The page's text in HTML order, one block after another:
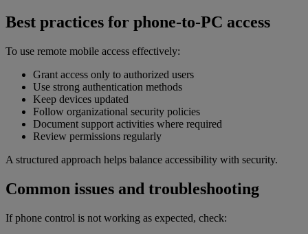
Best practices for phone-to-PC access
To use remote mobile access effectively:
Grant access only to authorized users
Use strong authentication methods
Keep devices updated
Follow organizational security policies
Document support activities where required
Review permissions regularly
A structured approach helps balance accessibility with security.
Common issues and troubleshooting
If phone control is not working as expected, check: